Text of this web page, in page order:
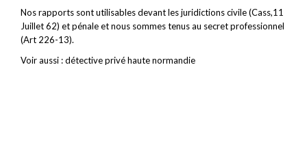
Nos rapports sont utilisables devant les juridictions civile (Cass,11
Juillet 62) et pénale et nous sommes tenus au secret professionnel
(Art 226-13).
Voir aussi :détective privé haute normandie